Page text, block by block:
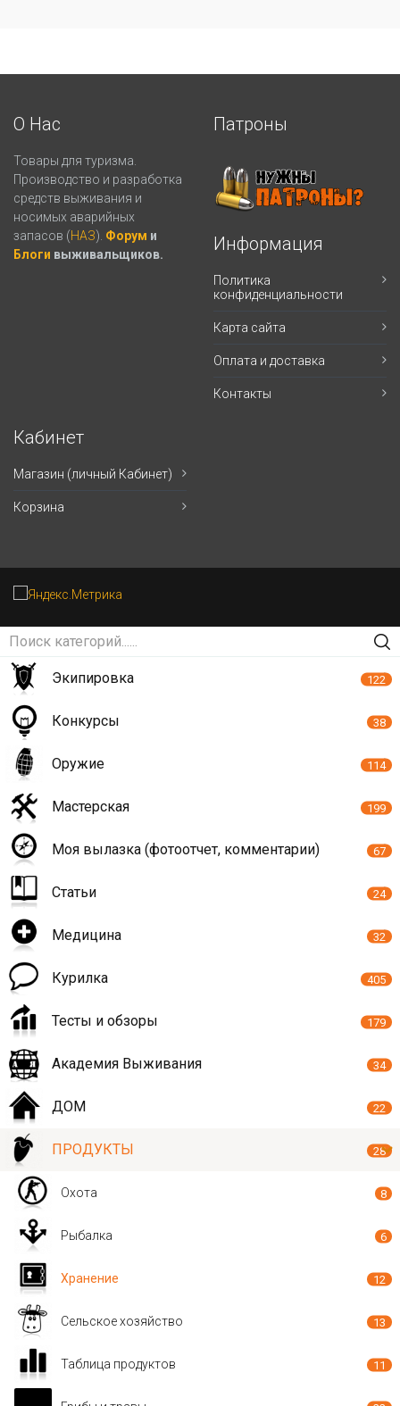
О Нас
Товары для туризма.
Производство и разработка
средств выживания и
носимых аварийных
запасов (НАЗ). Форум и
Блоги выживальщиков.
Патроны
Информация
Политика
конфиденциальности
Карта сайта
Оплата и доставка
Контакты
Кабинет
Магазин (личный Кабинет)
Корзина
Экипировка 122
Конкурсы 38
Оружие 114
Мастерская 199
Моя вылазка (фотоотчет, комментарии) 67
Статьи 24
Медицина 32
Курилка 405
Тесты и обзоры 179
Академия Выживания 34
ДОМ 22
ПРОДУКТЫ 28
Охота 8
Рыбалка 6
Хранение 12
Сельское хозяйство 13
Таблица продуктов 11